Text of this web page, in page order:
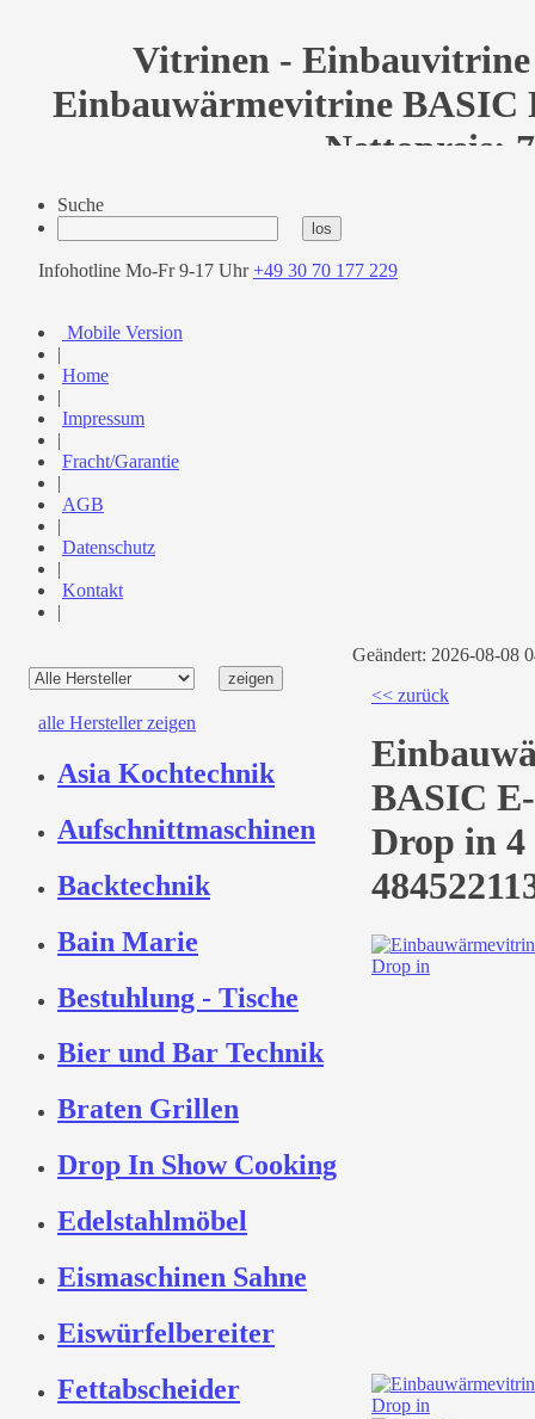
Vitrinen -
Einbauwärmevitrine BASIC
Nettopreis:
Suche
Infohotline Mo-Fr 9-17 Uhr+49 30 70 177 229
Mobile Version
|
Home
|
Impressum
|
Fracht/Garantie
|
AGB
|
Datenschutz
|
Kontakt
|
alle Hersteller zeigen
Asia Kochtechnik
Aufschnittmaschinen
Backtechnik
Bain Marie
Bestuhlung - Tische
Bier und Bar Technik
Braten Grillen
Drop In Show Cooking
Edelstahlmöbel
Eismaschinen Sahne
Eiswürfelbereiter
Fettabscheider
Geändert: 2026-08-08
<< zurück
BASIC
Drop in 4